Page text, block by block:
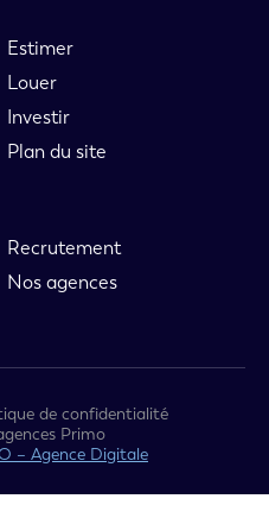
Estimer
Louer
Investir
Plan du site
Recrutement
Nos agences
de confidentialité
Primo
– Agence Digitale